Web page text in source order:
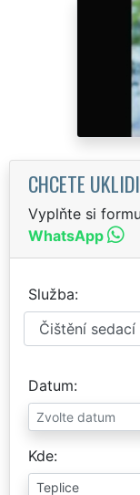
CHCETE
Vyplňte si
WhatsApp
Služba
Datum
Kde